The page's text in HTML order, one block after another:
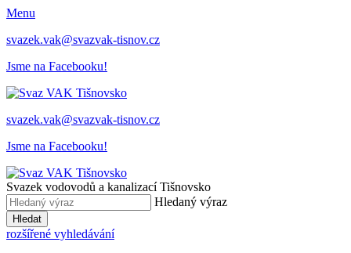
Menu
svazek.vak@svazvak-tisnov.cz
Jsme na Facebooku!
svazek.vak@svazvak-tisnov.cz
Jsme na Facebooku!
Svazek vodovodů a kanalizací Tišnovsko
Hledaný výraz
Hledat
rozšířené vyhledávání